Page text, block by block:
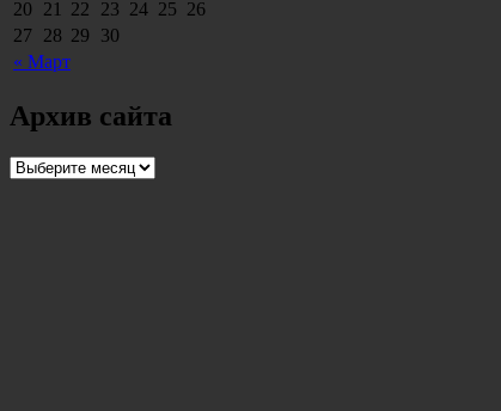
« Март
20
21 22 23 24 25 26
27 28 29 30
Архив сайта